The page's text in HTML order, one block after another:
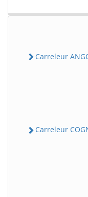
Carreleur
Carreleur